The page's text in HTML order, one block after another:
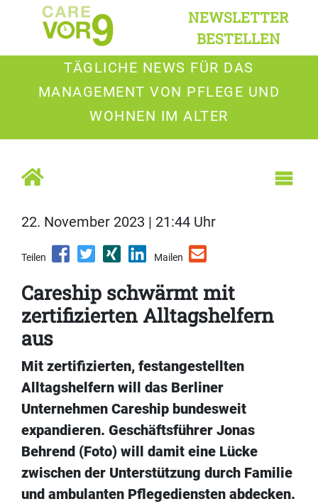
NEWSLETTER
BESTELLEN
TÄGLICHE NEWS FÜR DAS
MANAGEMENT VON PFLEGE UND
WOHNEN IM ALTER
22. November 2023 | 21:44 Uhr
Teilen Mailen
Careship schwärmt mit
zertifizierten Alltagshelfern
aus
Mit zertifizierten, festangestellten
Alltagshelfern will das Berliner
Unternehmen Careship bundesweit
expandieren. Geschäftsführer Jonas
Behrend (Foto) will damit eine Lücke
zwischen der Unterstützung durch Familie
und ambulanten Pflegediensten abdecken.